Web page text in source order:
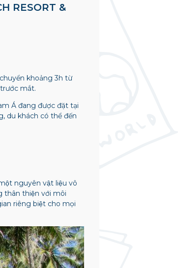
RESORT &
khoảng 3h từ
mắt.
Á đang được đặt tại
du khách có thể đến
nguyên vật liệu vô
thân thiện với môi
riêng biệt cho mọi